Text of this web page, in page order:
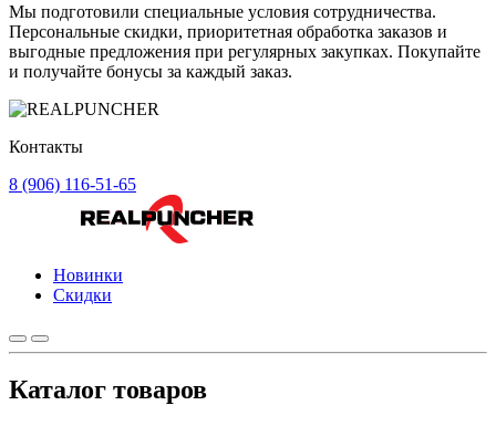
Мы подготовили специальные условия сотрудничества.
Персональные скидки, приоритетная обработка заказов и
выгодные предложения при регулярных закупках. Покупайте
и получайте бонусы за каждый заказ.
Контакты
8 (906) 116-51-65
Новинки
Скидки
Каталог товаров